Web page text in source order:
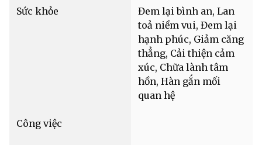
Sức khỏe
Đem lại bình an, Lan
toả niềm vui, Đem lại
hạnh phúc, Giảm căng
thẳng, Cải thiện cảm
xúc, Chữa lành tâm
hồn, Hàn gắn mối
quan hệ
Công việc